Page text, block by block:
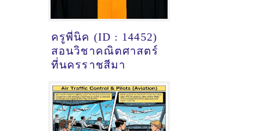
ครูพี่นิค (ID : 14452)
สอนวิชาคณิตศาสตร์
ที่นครราชสีมา